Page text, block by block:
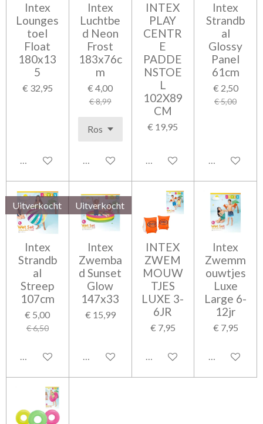
Intex
Lounges
toel
Float
180x13
5
€ 32,95
Houd mij op de hoogte
Intex
Luchtbe
d Neon
Frost
183x76c
m
€ 4,00
€ 8,99
Houd mij op de hoogte
INTEX
PLAY
CENTR
E
PADDE
NSTOE
L
102X89
CM
€ 19,95
In winkelwagen
Intex
Strandb
al
Glossy
Panel
61cm
€ 2,50
€ 5,00
Houd mij op
Uitverkocht
Intex
Strandb
al
Streep
107cm
€ 5,00
€ 6,50
Houd mij op de hoogte
Uitverkocht
Intex
Zwemba
d Sunset
Glow
147x33
€ 15,99
Houd mij op de hoogte
INTEX
ZWEM
MOUW
TJES
LUXE 3-
6JR
€ 7,95
In winkelwagen
Intex
Zwemm
ouwtjes
Luxe
Large 6-
12jr
€ 7,95
In